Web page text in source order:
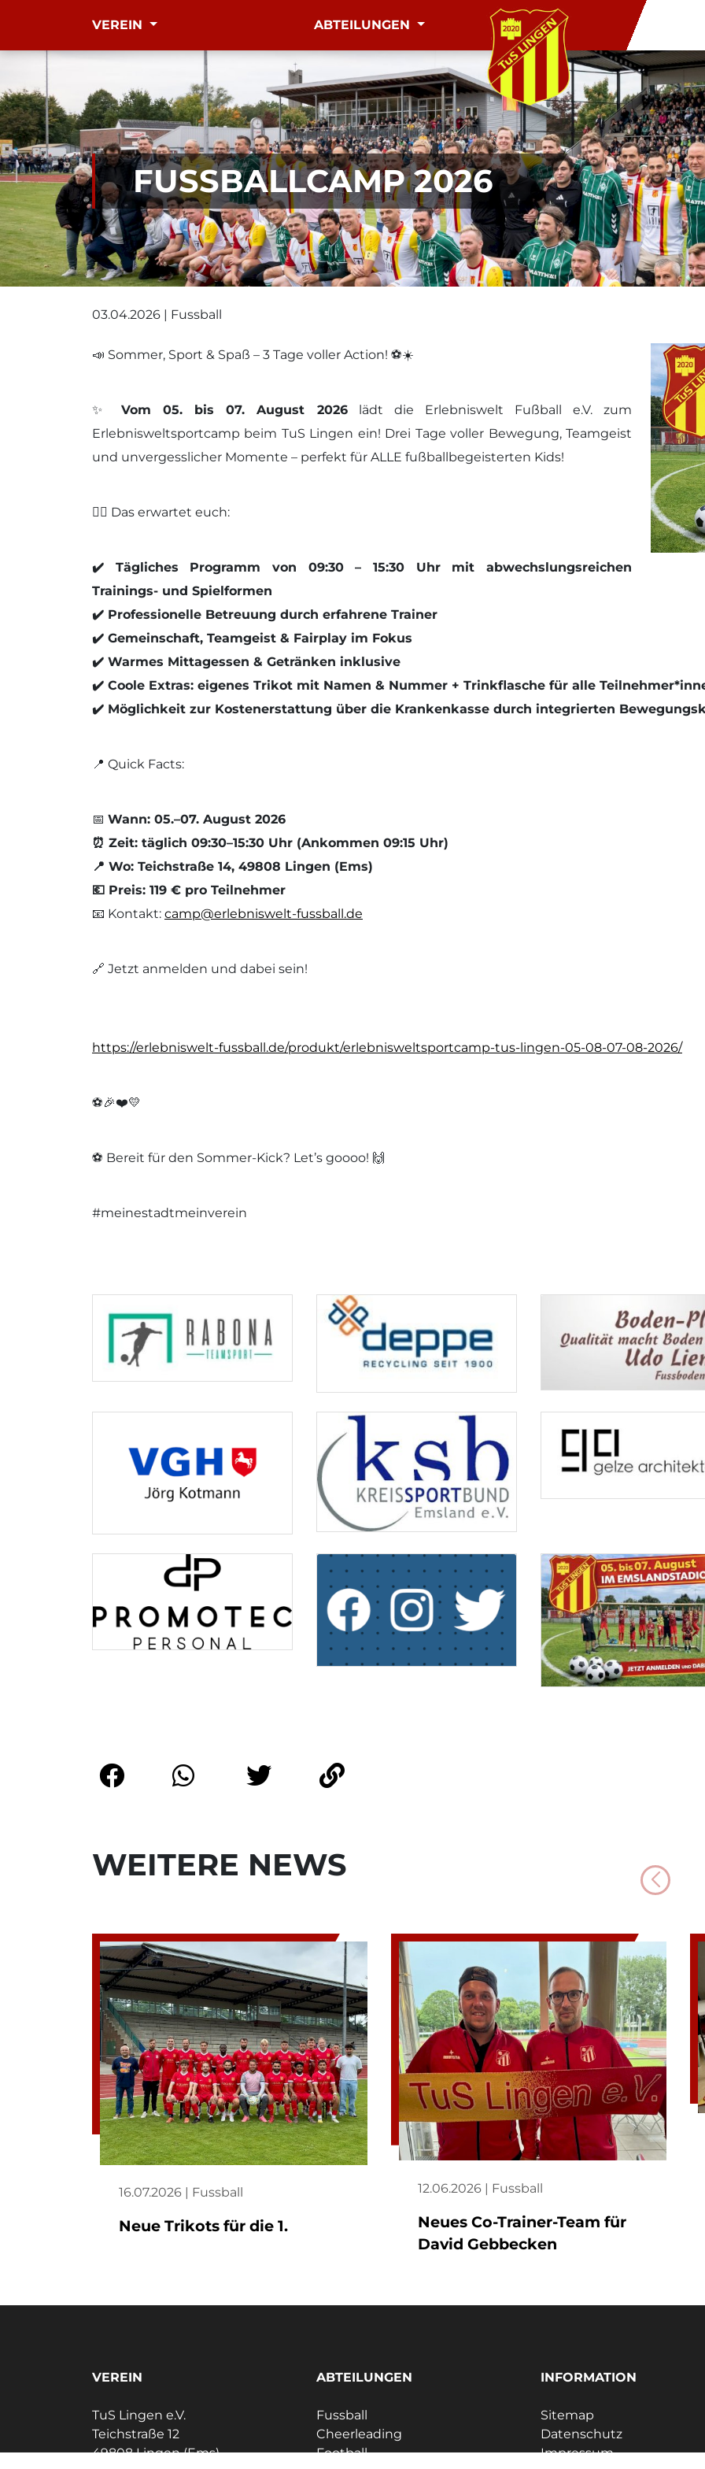
VEREIN ABTEILUNGEN
FUSSBALLCAMP 2026
03.04.2026 | Fussball
📣 Sommer, Sport & Spaß – 3 Tage voller Action! ⚽️☀️
✨Vom 05. bis 07. August 2026lädt die Erlebniswelt Fußball e.V. zum
Erlebnisweltsportcamp beim TuS Lingen ein! Drei Tage voller Bewegung, Teamgeist
und unvergesslicher Momente – perfekt für ALLE fußballbegeisterten Kids!
🏃‍♂️ Das erwartet euch:
✔️ Tägliches Programm von 09:30 – 15:30 Uhr mit abwechslungsreichen
Trainings- und Spielformen
✔️ Professionelle Betreuung durch erfahrene Trainer
✔️ Gemeinschaft, Teamgeist & Fairplay im Fokus
✔️ Warmes Mittagessen & Getränken inklusive
✔️ Coole Extras: eigenes Trikot mit Namen & Nummer + Trinkflasche für alle
✔️ Möglichkeit zur Kostenerstattung über die Krankenkasse durch integrierten
📍 Quick Facts:
📅 Wann: 05.–07. August 2026
⏰ Zeit: täglich 09:30–15:30 Uhr (Ankommen 09:15 Uhr)
📍 Wo: Teichstraße 14, 49808 Lingen (Ems)
💶 Preis: 119 € pro Teilnehmer
📧 Kontakt: camp@erlebniswelt-fussball.de
🔗 Jetzt anmelden und dabei sein!
https://erlebniswelt-fussball.de/produkt/erlebnisweltsportcamp-tus-lingen-05-08-07-08-2026/
⚽️🎉❤️💛
⚽️ Bereit für den Sommer-Kick? Let’s goooo! 🙌
#meinestadtmeinverein
WEITERE NEWS
16.07.2026 | Fussball
Neue Trikots für die 1.
12.06.2026 | Fussball
Neues Co-Trainer-Team für
David Gebbecken
VEREIN
TuS Lingen e.V.
Teichstraße 12
49808 Lingen (Ems)
ABTEILUNGEN
Fussball
Cheerleading
Football
INFORMATION
Sitemap
Datenschutz
Impressum